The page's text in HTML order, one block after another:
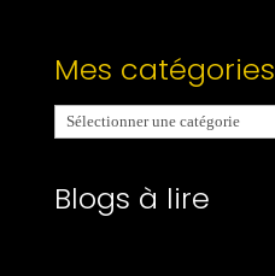
Mes catégories
Mes
catégories
Blogs à lire